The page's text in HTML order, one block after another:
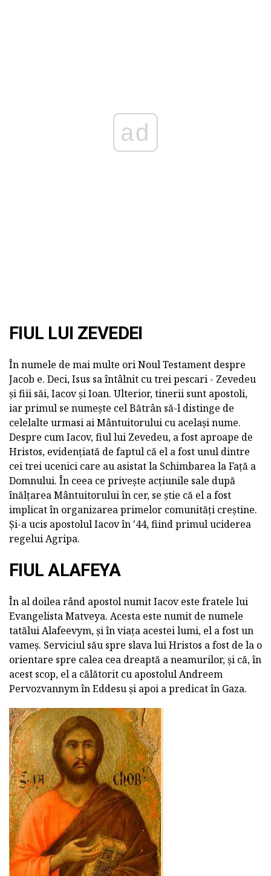
ad
FIUL LUI ZEVEDEI
În numele de mai multe ori Noul Testament despre
Jacob e. Deci, Isus sa întâlnit cu trei pescari - Zevedeu
și fiii săi, Iacov și Ioan. Ulterior, tinerii sunt apostoli,
iar primul se numește cel Bătrân să-l distinge de
celelalte urmasi ai Mântuitorului cu același nume.
Despre cum Iacov, fiul lui Zevedeu, a fost aproape de
Hristos, evidențiată de faptul că el a fost unul dintre
cei trei ucenici care au asistat la Schimbarea la Față a
Domnului. În ceea ce privește acțiunile sale după
înălțarea Mântuitorului în cer, se știe că el a fost
implicat în organizarea primelor comunități creștine.
Și-a ucis apostolul Iacov în '44, fiind primul uciderea
regelui Agripa.
FIUL ALAFEYA
În al doilea rând apostol numit Iacov este fratele lui
Evangelista Matveya. Acesta este numit de numele
tatălui Alafeevym, și în viața acestei lumi, el a fost un
vameș. Serviciul său spre slava lui Hristos a fost de la o
orientare spre calea cea dreaptă a neamurilor, și că, în
acest scop, el a călătorit cu apostolul Andreem
Pervozvannym în Eddesu și apoi a predicat în Gaza.